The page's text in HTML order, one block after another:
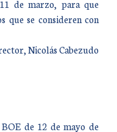
de marzo, para que
que se consideren con
Nicolás Cabezudo
de 12 de mayo de